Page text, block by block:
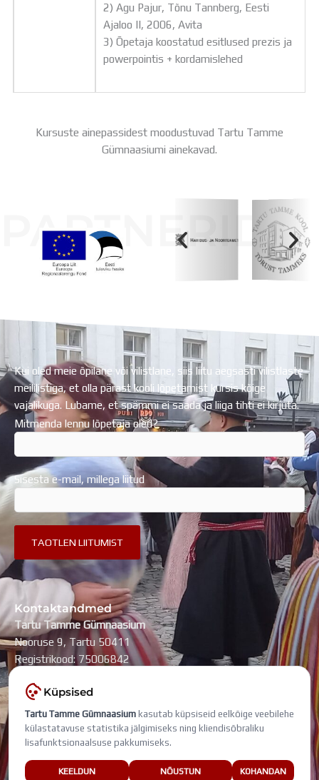
2) Agu Pajur, Tõnu Tannberg, Eesti
Ajaloo II, 2006, Avita
3) Õpetaja koostatud esitlused prezis ja
powerpointis + kordamislehed
Kursuste ainepassidest moodustuvad Tartu Tamme
Gümnaasiumi ainekavad.
PARTNERID
Kui oled meie õpilane või vilistlane, siis liitu aegsasti vilistlaste
meililistiga, et olla pärast kooli lõpetamist kursis kõige
vajalikuga. Lubame, et spämmi ei saada ja liiga tihti ei kirjuta.
Mitmenda lennu lõpetaja oled?
Sisesta e-mail, millega liitud
Kontaktandmed
Tartu Tamme Gümnaasium
Nooruse 9, Tartu 50411
Registrikood: 75006842
KONTAKTID
SearchSearch
Küpsised
Tartu Tamme Gümnaasium kasutab küpsiseid eelkõige veebilehe
külastatavuse statistika jälgimiseks ning kliendisõbraliku
lisafunktsionaalsuse pakkumiseks.
KEELDUN NÕUSTUN KOHANDAN